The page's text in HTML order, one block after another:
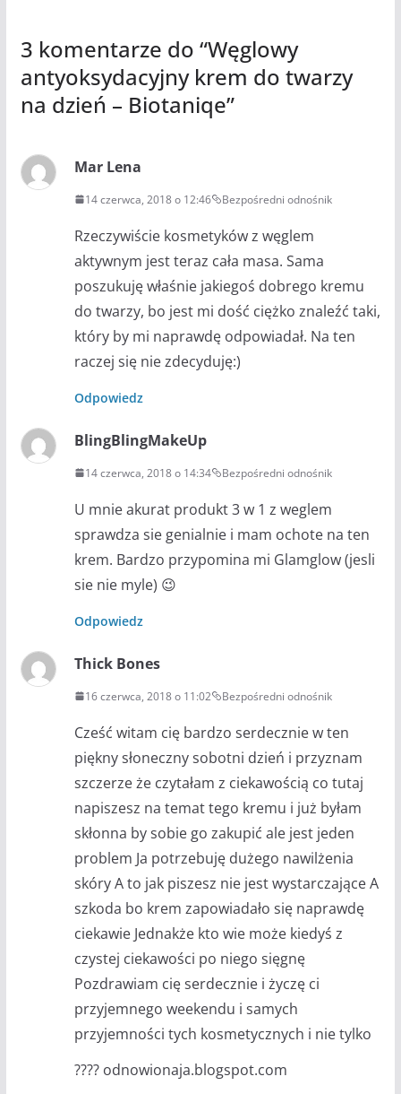
3 komentarze do “Węglowy
antyoksydacyjny krem do twarzy
na dzień – Biotaniqe”
Mar Lena
14 czerwca, 2018 o 12:46 Bezpośredni odnośnik
Rzeczywiście kosmetyków z węglem
aktywnym jest teraz cała masa. Sama
poszukuję właśnie jakiegoś dobrego kremu
do twarzy, bo jest mi dość ciężko znaleźć taki,
który by mi naprawdę odpowiadał. Na ten
raczej się nie zdecyduję:)
Odpowiedz
BlingBlingMakeUp
14 czerwca, 2018 o 14:34 Bezpośredni odnośnik
U mnie akurat produkt 3 w 1 z weglem
sprawdza sie genialnie i mam ochote na ten
krem. Bardzo przypomina mi Glamglow (jesli
sie nie myle) 😉
Odpowiedz
Thick Bones
16 czerwca, 2018 o 11:02 Bezpośredni odnośnik
Cześć witam cię bardzo serdecznie w ten
piękny słoneczny sobotni dzień i przyznam
szczerze że czytałam z ciekawością co tutaj
napiszesz na temat tego kremu i już byłam
skłonna by sobie go zakupić ale jest jeden
problem Ja potrzebuję dużego nawilżenia
skóry A to jak piszesz nie jest wystarczające A
szkoda bo krem zapowiadało się naprawdę
ciekawie Jednakże kto wie może kiedyś z
czystej ciekawości po niego sięgnę
Pozdrawiam cię serdecznie i życzę ci
przyjemnego weekendu i samych
przyjemności tych kosmetycznych i nie tylko
???? odnowionaja.blogspot.com